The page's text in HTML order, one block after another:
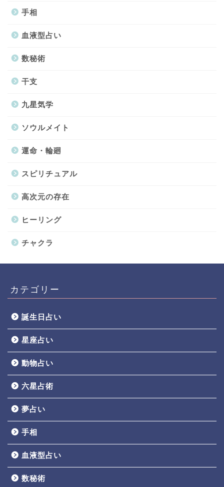
手相
血液型占い
数秘術
干支
九星気学
ソウルメイト
運命・輪廻
スピリチュアル
高次元の存在
ヒーリング
チャクラ
カテゴリー
誕生日占い
星座占い
動物占い
六星占術
夢占い
手相
血液型占い
数秘術